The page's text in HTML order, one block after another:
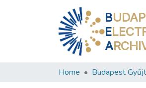
B
E
A
Home Budapest